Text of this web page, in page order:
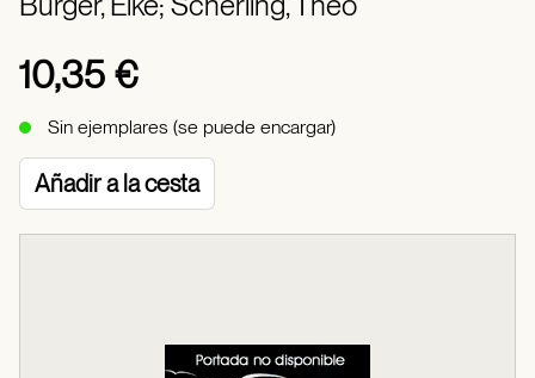
10,35 €
Sin ejemplares (se puede encargar)
Añadir a la cesta